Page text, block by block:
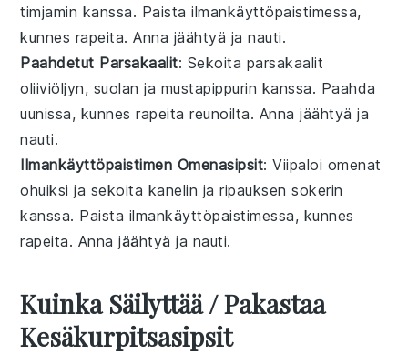
timjamin kanssa. Paista ilmankäyttöpaistimessa,
kunnes rapeita. Anna jäähtyä ja nauti.
Paahdetut Parsakaalit: Sekoita parsakaalit
oliiviöljyn, suolan ja mustapippurin kanssa. Paahda
uunissa, kunnes rapeita reunoilta. Anna jäähtyä ja
nauti.
Ilmankäyttöpaistimen Omenasipsit: Viipaloi omenat
ohuiksi ja sekoita kanelin ja ripauksen sokerin
kanssa. Paista ilmankäyttöpaistimessa, kunnes
rapeita. Anna jäähtyä ja nauti.
Kuinka Säilyttää / Pakastaa
Kesäkurpitsasipsit